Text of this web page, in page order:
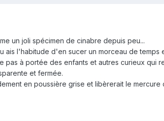
un joli spécimen de cinabre depuis peu...
ais l'habitude d'en sucer un morceau de temps
pas à portée des enfants et autres curieux qui
et fermée.
en poussière grise et libèrerait le mercure